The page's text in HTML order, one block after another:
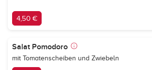
4,50 €
Salat Pomodoro
mit Tomatenscheiben und Zwiebeln